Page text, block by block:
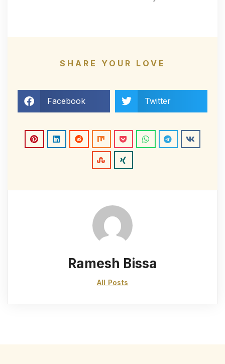
SHARE YOUR LOVE
Facebook Twitter
Ramesh Bissa
All Posts